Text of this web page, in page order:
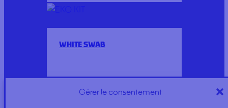
Gérer le consentement
WHITE SWAB